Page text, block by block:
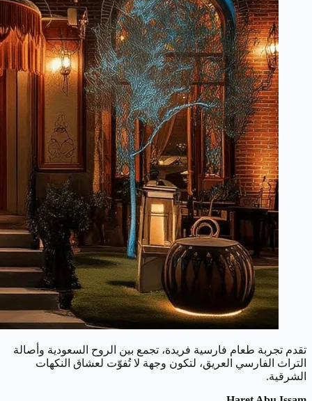
تقدم تجربة طعام فارسية فريدة، تجمع بين الروح السعودية وأصالة
التراث الفارسي العريق، لتكون وجهة لا تُفوّت لعشاق النكهات
الشرقية.